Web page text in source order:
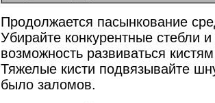
Продолжается пасынкование
Убирайте конкурентные стебли
возможность развиваться
Тяжелые кисти подвязывайте
было заломов.